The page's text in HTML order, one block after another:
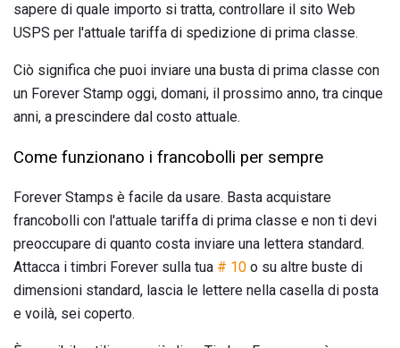
sapere di quale importo si tratta, controllare il sito Web
USPS per l'attuale tariffa di spedizione di prima classe.
Ciò significa che puoi inviare una busta di prima classe con
un Forever Stamp oggi, domani, il prossimo anno, tra cinque
anni, a prescindere dal costo attuale.
Come funzionano i francobolli per sempre
Forever Stamps è facile da usare. Basta acquistare
francobolli con l'attuale tariffa di prima classe e non ti devi
preoccupare di quanto costa inviare una lettera standard.
Attacca i timbri Forever sulla tua # 10 o su altre buste di
dimensioni standard, lascia le lettere nella casella di posta
e voilà, sei coperto.